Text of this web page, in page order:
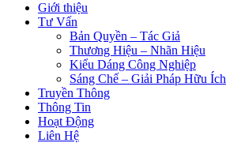
Giới thiệu
Tư Vấn
Bản Quyền – Tác Giả
Thương Hiệu – Nhãn Hiệu
Kiểu Dáng Công Nghiệp
Sáng Chế – Giải Pháp Hữu Ích
Truyền Thông
Thông Tin
Hoạt Động
Liên Hệ